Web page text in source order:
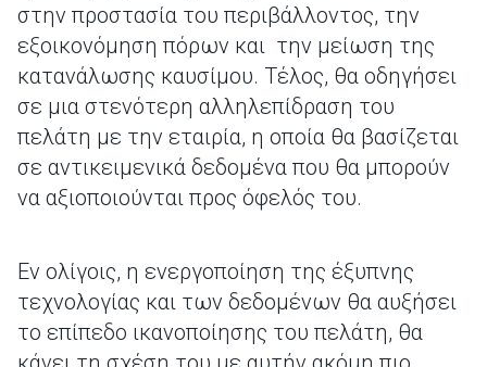
στην προστασία του περιβάλλοντος, την
εξοικονόμηση πόρων και την μείωση της
κατανάλωσης καυσίμου. Τέλος, θα οδηγήσει
σε μια στενότερη αλληλεπίδραση του
πελάτη με την εταιρία, η οποία θα βασίζεται
σε αντικειμενικά δεδομένα που θα μπορούν
να αξιοποιούνται προς όφελός του.
Εν ολίγοις, η ενεργοποίηση της έξυπνης
τεχνολογίας και των δεδομένων θα αυξήσει
το επίπεδο ικανοποίησης του πελάτη, θα